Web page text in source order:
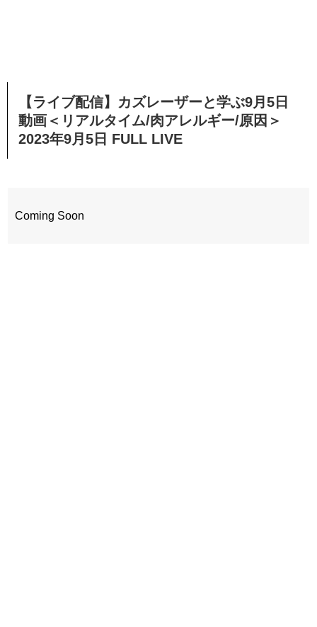
【ライブ配信】カズレーザーと学ぶ9月5日
動画＜リアルタイム/肉アレルギー/原因＞
2023年9月5日 FULL LIVE
Coming Soon